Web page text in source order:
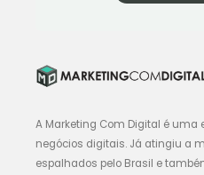
A Marketing Com Digital é
negócios digitais. Já atingiu a
espalhados pelo Brasil e